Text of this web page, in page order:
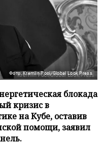
Фото: Kremlin Pool/Global Look Press
блокада
кризис в
на Кубе, оставив
помощи, заявил